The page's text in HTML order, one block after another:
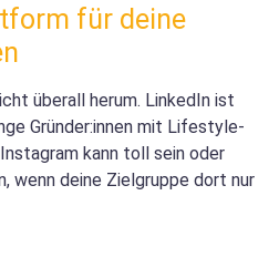
für deine
überall herum. LinkedIn ist
Gründer:innen mit Lifestyle-
kann toll sein oder
wenn deine Zielgruppe dort nur